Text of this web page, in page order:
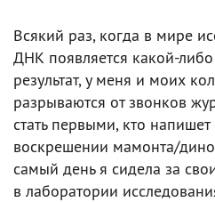
Всякий раз, когда в мире
ДНК появляется какой-
результат, у меня и моих
разрываются от звонков
стать первыми, кто
воскрешении мамонта/
самый день я сидела за
в лаборатории